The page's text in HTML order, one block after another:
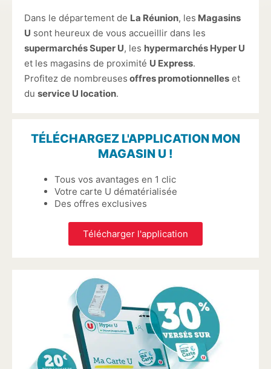
Dans le département de La Réunion, les Magasins
U sont heureux de vous accueillir dans les
supermarchés Super U, les hypermarchés Hyper U
et les magasins de proximité U Express.
Profitez de nombreuses offres promotionnelles et
du service U location.
TÉLÉCHARGEZ L'APPLICATION MON
MAGASIN U !
Tous vos avantages en 1 clic
Votre carte U dématérialisée
Des offres exclusives
Télécharger l'application